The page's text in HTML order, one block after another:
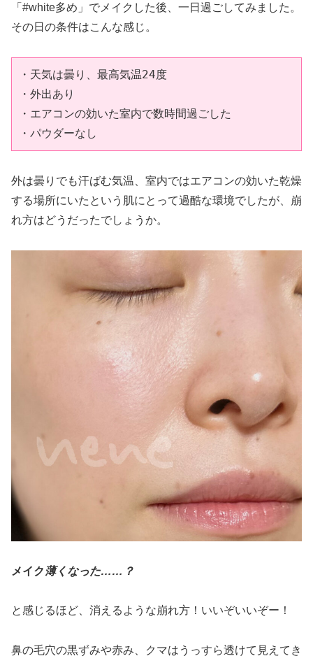
「#white多め」でメイクした後、一日過ごしてみました。
その日の条件はこんな感じ。
・天気は曇り、最高気温24度
・外出あり
・エアコンの効いた室内で数時間過ごした
・パウダーなし
外は曇りでも汗ばむ気温、室内ではエアコンの効いた乾燥
する場所にいたという肌にとって過酷な環境でしたが、崩
れ方はどうだったでしょうか。
メイク 薄くなった……？
と感じるほど、消えるような崩れ方！いいぞいいぞー！
鼻の毛穴の黒ずみや赤み、クマはうっすら透けて見えてき